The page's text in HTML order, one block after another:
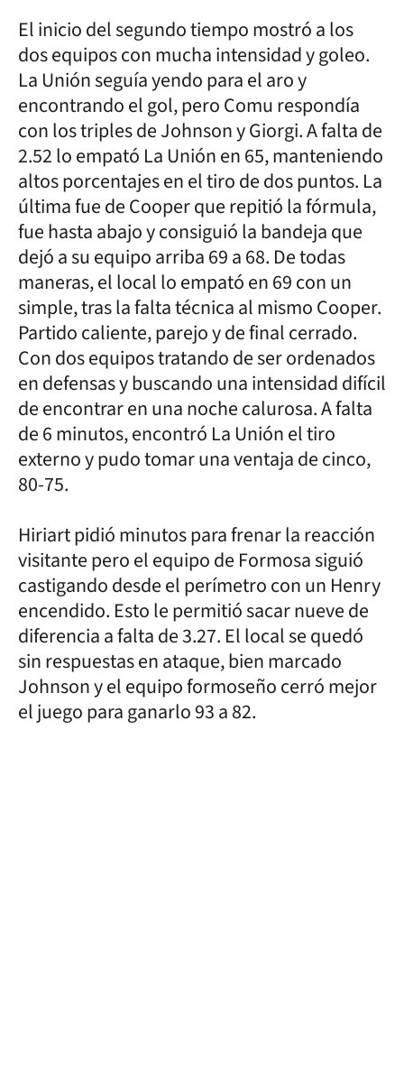
El inicio del segundo tiempo mostró a los
dos equipos con mucha intensidad y goleo.
La Unión seguía yendo para el aro y
encontrando el gol, pero Comu respondía
con los triples de Johnson y Giorgi. A falta de
2.52 lo empató La Unión en 65, manteniendo
altos porcentajes en el tiro de dos puntos. La
última fue de Cooper que repitió la fórmula,
fue hasta abajo y consiguió la bandeja que
dejó a su equipo arriba 69 a 68. De todas
maneras, el local lo empató en 69 con un
simple, tras la falta técnica al mismo Cooper.
Partido caliente, parejo y de final cerrado.
Con dos equipos tratando de ser ordenados
en defensas y buscando una intensidad difícil
de encontrar en una noche calurosa. A falta
de 6 minutos, encontró La Unión el tiro
externo y pudo tomar una ventaja de cinco,
80-75.
Hiriart pidió minutos para frenar la reacción
visitante pero el equipo de Formosa siguió
castigando desde el perímetro con un Henry
encendido. Esto le permitió sacar nueve de
diferencia a falta de 3.27. El local se quedó
sin respuestas en ataque, bien marcado
Johnson y el equipo formoseño cerró mejor
el juego para ganarlo 93 a 82.